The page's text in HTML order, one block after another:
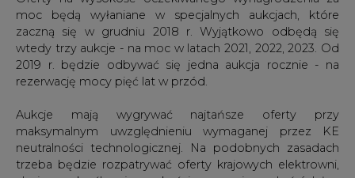
kontrakt mocowy może ono otrzymać. Dłuższymi
kontraktami premiowane będą też jednostki o niskiej
emisji CO2 oraz dostarczające odpowiednio dużo ciepła
do komunalnych systemów grzewczych.
Na płatności mocowe złożą się wszyscy odbiorcy w
postaci kolejnej pozycji na rachunkach za energię.
Konsumenci odczują te płatności od 2021 r. Według
szacunków rynek mocy miałby kosztować ok. 4 mld zł
rocznie, ale dokładny koszt będzie znany dopiero po
rozstrzygnięciu aukcji. Według wcześniejszych